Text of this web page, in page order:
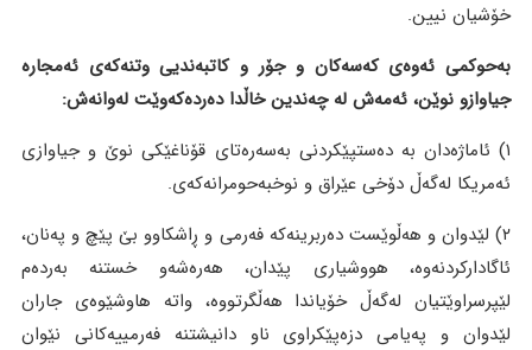
خۆشیان نیین.
بەحوکمی ئەوەی کەسەکان و جۆر و کاتبەندیی وتنەکەی ئەمجارە
جیاوازو نوێن، ئەمەش لە چەندین خاڵدا دەردەکەوێت لەوانەش:
١) ئاماژەدان بە دەستپێکردنی بەسەرەتای قۆناغێکی نوێ و جیاوازی
ئەمریکا لەگەڵ دۆخی عێراق و نوخبەحومرانەکەی.
٢) لێدوان و هەڵوێست دەربرینەکە فەرمی و ڕاشکاوو بێ پێچ و پەنان،
ئاگادارکردنەوە، هووشیاری پێدان، هەرەشەو خستنە بەردەم
لێپرسراوێتیان لەگەڵ خۆیاندا هەڵگرتووە، واتە هاوشێوەی جاران
لێدوان و پەیامی دزەپێکراوی ناو دانیشتنە فەرمییەکانی نێوان